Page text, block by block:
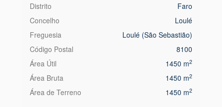
Distrito
Faro
Concelho
Loulé
Freguesia
Loulé (São Sebastião)
Código Postal
8100
Área Útil
1450 m2
Área Bruta 1450 m2
Área de Terreno 1450 m2